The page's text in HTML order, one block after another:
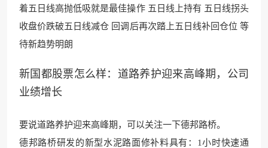
着五日线高抛低吸就是最佳操作 五日线上持有 五日线拐头
收盘价跌破五日线减仓 回调后再次踏上五日线补回仓位 等
待新趋势明朗
新国都股票怎么样：道路养护迎来高峰期，公司
业绩增长
要说道路养护迎来高峰期，可以关注一下德邦路桥。
德邦路桥研发的新型水泥路面修补料具有：1小时快速通